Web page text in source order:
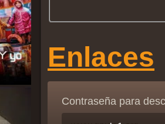
Enlaces
Contraseña para